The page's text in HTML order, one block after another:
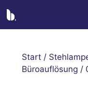
Inhalt
springen
Start /
Büroauflösung /